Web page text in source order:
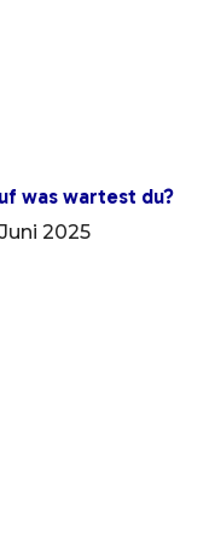
was wartest du?
Juni 2025